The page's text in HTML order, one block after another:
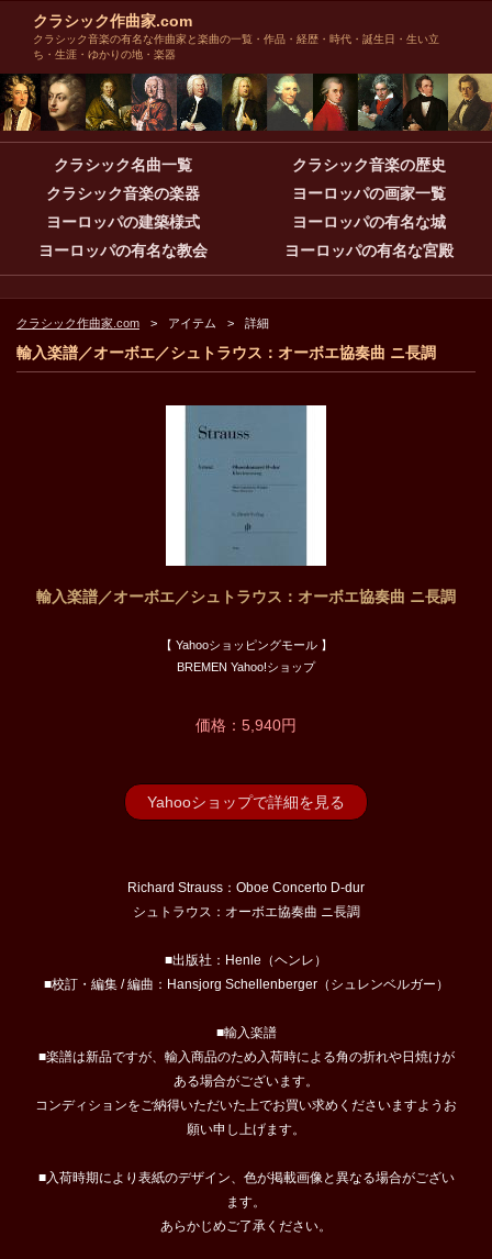
クラシック作曲家.com
クラシック音楽の有名な作曲家と楽曲の一覧・作品・経歴・時代・誕生日・生い立
ち・生涯・ゆかりの地・楽器
クラシック名曲一覧
クラシック音楽の歴史
クラシック音楽の楽器
ヨーロッパの画家一覧
ヨーロッパの建築様式
ヨーロッパの有名な城
ヨーロッパの有名な教会
ヨーロッパの有名な宮殿
クラシック作曲家.com アイテム 詳細
輸入楽譜／オーボエ／シュトラウス：オーボエ協奏曲 ニ長調
輸入楽譜／オーボエ／シュトラウス：オーボエ協奏曲 ニ長調
【 Yahooショッピングモール 】
BREMEN Yahoo!ショップ
価格：5,940円
Yahooショップで詳細を見る
Richard Strauss：Oboe Concerto D-dur
シュトラウス：オーボエ協奏曲 ニ長調
■出版社：Henle（ヘンレ）
■校訂・編集 / 編曲：Hansjorg Schellenberger（シュレンベルガー）
■輸入楽譜
■楽譜は新品ですが、輸入商品のため入荷時による角の折れや日焼けが
ある場合がございます。
コンディションをご納得いただいた上でお買い求めくださいますようお
願い申し上げます。
■入荷時期により表紙のデザイン、色が掲載画像と異なる場合がござい
ます。
あらかじめご了承ください。